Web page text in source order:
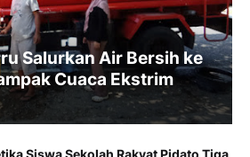
Salurkan Air Bersih ke
Cuaca Ekstrim